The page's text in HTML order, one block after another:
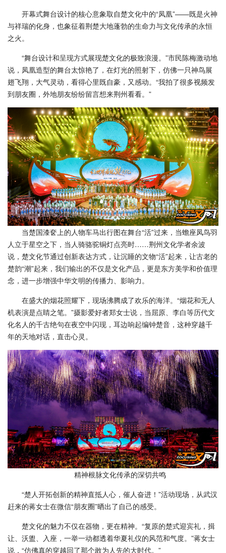
开幕式舞台设计的核心意象取自楚文化中的“凤凰”——既是火神
与祥瑞的化身，也象征着荆楚大地蓬勃的生命力与文化传承的永恒
之火。
“舞台设计和呈现方式展现楚文化的极致浪漫。”市民陈梅激动地
说，凤凰造型的舞台太惊艳了，在灯光的照射下，仿佛一只神鸟展
翅飞翔，大气灵动，看得心里既自豪，又感动。“我拍了很多视频发
到朋友圈，外地朋友纷纷留言想来荆州看看。”
当楚国漆奁上的人物车马出行图在舞台“活”过来，当蟾座凤鸟羽
人立于星空之下，当人骑骆驼铜灯点亮时……荆州文化学者余波
说，楚文化节通过创新表达方式，让沉睡的文物“活”起来，让古老的
楚韵“潮”起来，我们输出的不仅是文化产品，更是东方美学和价值理
念，进一步增强中华文明的传播力、影响力。
在盛大的烟花照耀下，现场沸腾成了欢乐的海洋。“烟花和无人
机表演是点睛之笔。”摄影爱好者郑女士说，当屈原、李白等历代文
化名人的千古绝句在夜空中闪现，耳边响起编钟楚音，这种穿越千
年的天地对话，直击心灵。
精神根脉文化传承的深切共鸣
“楚人开拓创新的精神直抵人心，催人奋进！”活动现场，从武汉
赶来的蒋女士在微信“朋友圈”晒出了自己的感受。
楚文化的魅力不仅在器物，更在精神。“复原的楚式迎宾礼，揖
让、沃盥、入座，一举一动都透着华夏礼仪的风范和气度。”蒋女士
说，“仿佛真的穿越回了那个敢为人先的大时代。”